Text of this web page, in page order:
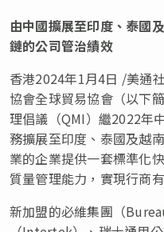
由中國擴展至印度、泰國
鏈的公司管治績效
香港2024年1月4日 /美通
協會全球貿易協會（以下
理倡議（QMI）繼2022年
務擴展至印度、泰國及越
業的企業提供一套標準化
質量管理能力，實現行商
新加盟的必維集團（